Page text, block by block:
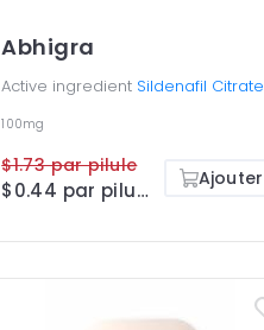
Abhigra
Active ingredient Sildenafil Citrate
100mg
$1.73 par pilule
$0.44 par pilule Ajouter